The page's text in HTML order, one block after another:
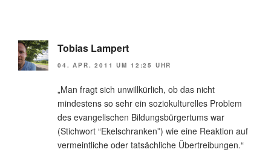
Tobias Lampert
04. APR. 2011 UM 12:25 UHR
„Man fragt sich unwillkürlich, ob das nicht
mindestens so sehr ein soziokulturelles Problem
des evangelischen Bildungsbürgertums war
(Stichwort “Ekelschranken”) wie eine Reaktion auf
vermeintliche oder tatsächliche Übertreibungen.“